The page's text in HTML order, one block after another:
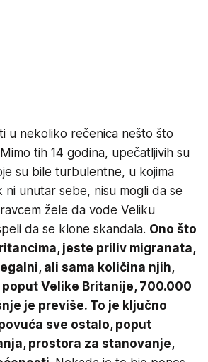
u nekoliko rečenica nešto što
tih 14 godina, upečatljivih su
su bile turbulentne, u kojima
ni unutar sebe, nisu mogli da se
žele da vode Veliku
da se klone skandala. Ono što
jeste priliv migranata,
ali sama količina njih,
Velike Britanije, 700.000
je previše. To je ključno
sve ostalo, poput
prostora za stanovanje,